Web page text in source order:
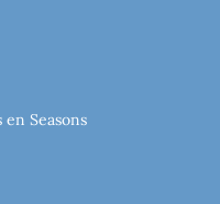
Seasons